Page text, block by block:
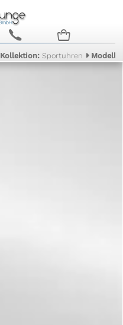
c n
Kollektion:Sportuhren Modell: